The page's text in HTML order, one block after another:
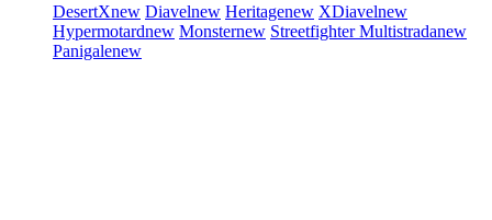
DesertXnew Diavelnew Heritagenew XDiavelnew
Hypermotardnew Monsternew StreetfighterMultistradanew
Panigalenew